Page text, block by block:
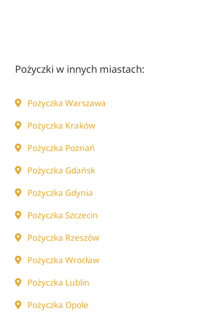
Pożyczki w innych miastach:
Pożyczka Warszawa
Pożyczka Kraków
Pożyczka Poznań
Pożyczka Gdańsk
Pożyczka Gdynia
Pożyczka Szczecin
Pożyczka Rzeszów
Pożyczka Wrocław
Pożyczka Lublin
Pożyczka Opole